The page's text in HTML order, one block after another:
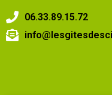
06.33.89.15.72